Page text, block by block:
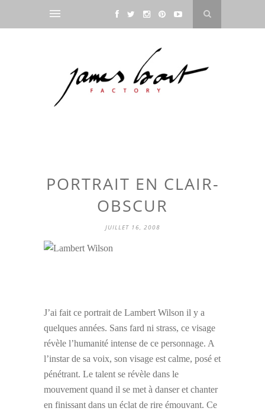
PORTRAIT EN CLAIR-
OBSCUR
JUILLET 16, 2008
J’ai fait ce portrait de Lambert Wilson il y a
quelques années. Sans fard ni strass, ce visage
révèle l’humanité intense de ce personnage. A
l’instar de sa voix, son visage est calme, posé et
pénétrant. Le talent se révèle dans le
mouvement quand il se met à danser et chanter
en finissant dans un éclat de rire émouvant. Ce